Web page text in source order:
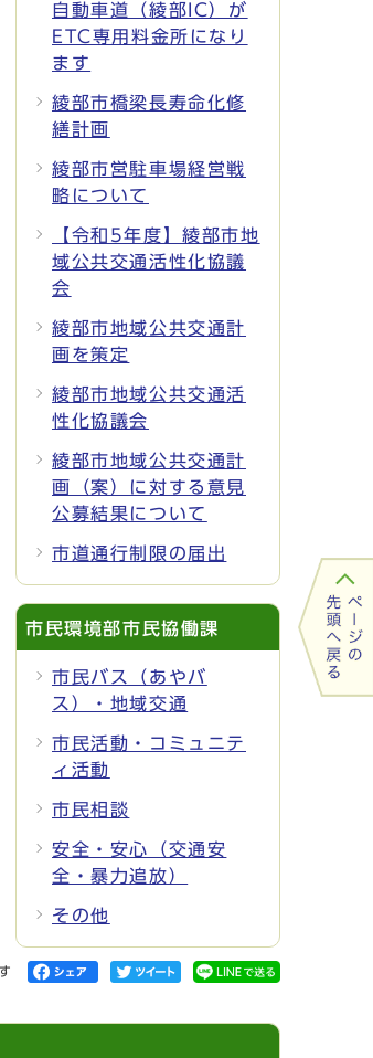
自動車道（綾部IC）が
ETC専用料金所になり
ます
綾部市橋梁長寿命化修
繕計画
綾部市営駐車場経営戦
略について
【令和5年度】綾部市地
域公共交通活性化協議
会
綾部市地域公共交通計
画を策定
綾部市地域公共交通活
性化協議会
綾部市地域公共交通計
画（案）に対する意見
公募結果について
市道通行制限の届出
市民環境部市民協働課
市民バス（あやバ
ス）・地域交通
市民活動・コミュニテ
ィ活動
市民相談
安全・安心（交通安
全・暴力追放）
その他